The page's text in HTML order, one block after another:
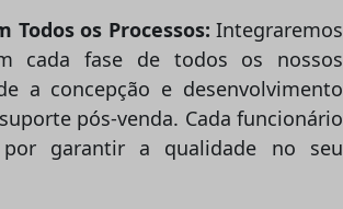
Todos os Processos: Integraremos
cada fase de todos os nossos
a concepção e desenvolvimento
pós-venda. Cada funcionário
por garantir a qualidade no seu